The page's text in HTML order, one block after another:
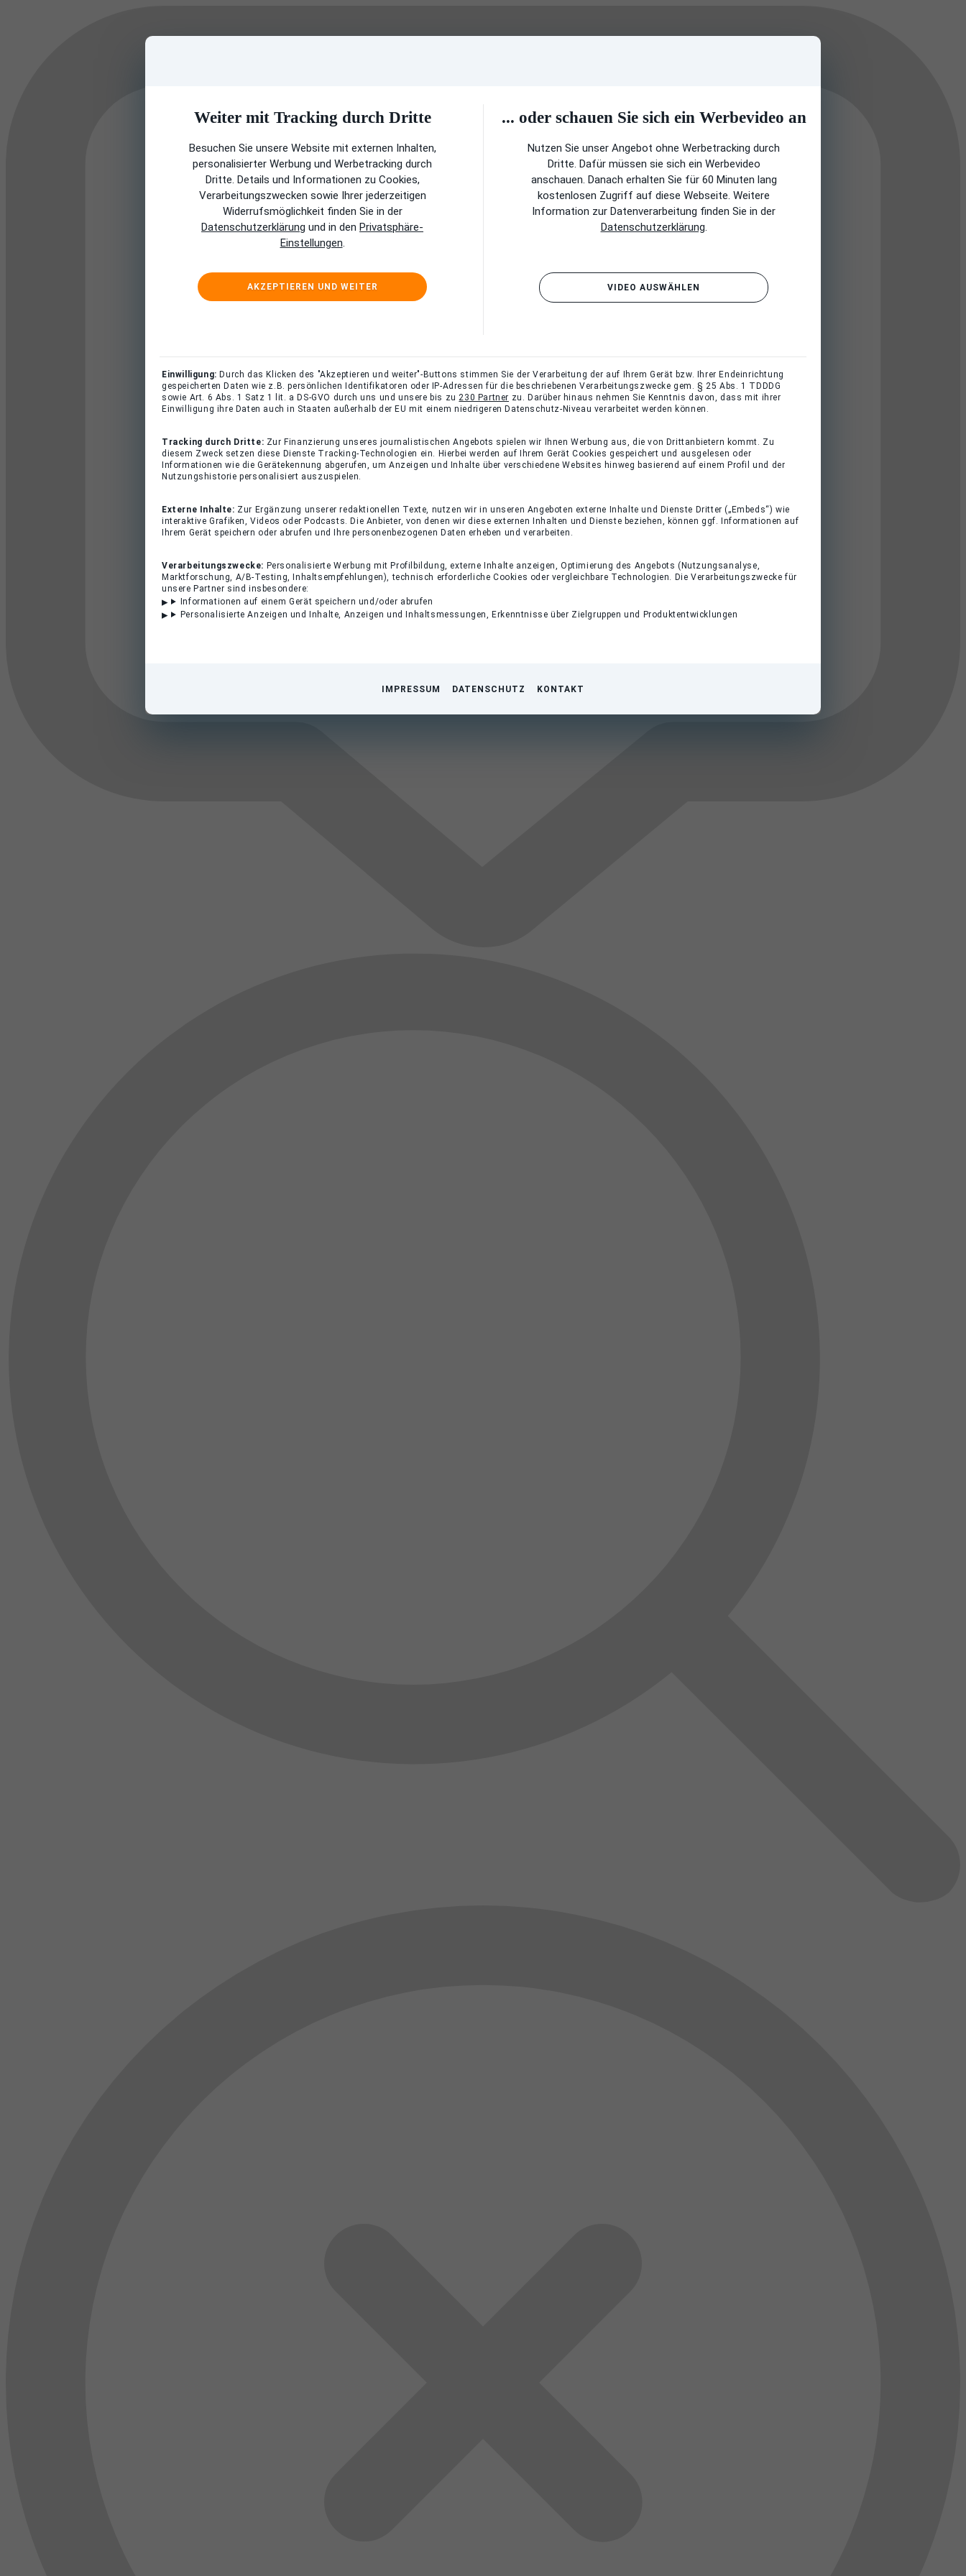
Weiter mit Tracking durch Dritte
Besuchen Sie unsere Website mit externen Inhalten,
personalisierter Werbung und Werbetracking durch
Dritte. Details und Informationen zu Cookies,
Verarbeitungszwecken sowie Ihrer jederzeitigen
Widerrufsmöglichkeit finden Sie in der
Datenschutzerklärung und in den Privatsphäre-
Einstellungen.
AKZEPTIEREN UND WEITER
... oder schauen Sie sich ein Werbevideo an
Nutzen Sie unser Angebot ohne Werbetracking durch
Dritte. Dafür müssen sie sich ein Werbevideo
anschauen. Danach erhalten Sie für 60 Minuten lang
kostenlosen Zugriff auf diese Webseite. Weitere
Information zur Datenverarbeitung finden Sie in der
Datenschutzerklärung.
VIDEO AUSWÄHLEN
Einwilligung: Durch das Klicken des "Akzeptieren und weiter"-Buttons stimmen Sie der Verarbeitung der auf Ihrem Gerät bzw. Ihrer Endeinrichtung
gespeicherten Daten wie z.B. persönlichen Identifikatoren oder IP-Adressen für die beschriebenen Verarbeitungszwecke gem. § 25 Abs. 1 TDDDG
sowie Art. 6 Abs. 1 Satz 1 lit. a DS-GVO durch uns und unsere bis zu230 Partner zu. Darüber hinaus nehmen Sie Kenntnis davon, dass mit ihrer
Einwilligung ihre Daten auch in Staaten außerhalb der EU mit einem niedrigeren Datenschutz-Niveau verarbeitet werden können.
Tracking durch Dritte: Zur Finanzierung unseres journalistischen Angebots spielen wir Ihnen Werbung aus, die von Drittanbietern kommt. Zu
diesem Zweck setzen diese Dienste Tracking-Technologien ein. Hierbei werden auf Ihrem Gerät Cookies gespeichert und ausgelesen oder
Informationen wie die Gerätekennung abgerufen, um Anzeigen und Inhalte über verschiedene Websites hinweg basierend auf einem Profil und der
Nutzungshistorie personalisiert auszuspielen.
Externe Inhalte: Zur Ergänzung unserer redaktionellen Texte, nutzen wir in unseren Angeboten externe Inhalte und Dienste Dritter („Embeds“) wie
interaktive Grafiken, Videos oder Podcasts. Die Anbieter, von denen wir diese externen Inhalten und Dienste beziehen, können ggf. Informationen auf
Ihrem Gerät speichern oder abrufen und Ihre personenbezogenen Daten erheben und verarbeiten.
Verarbeitungszwecke: Personalisierte Werbung mit Profilbildung, externe Inhalte anzeigen, Optimierung des Angebots (Nutzungsanalyse,
Marktforschung, A/B-Testing, Inhaltsempfehlungen), technisch erforderliche Cookies oder vergleichbare Technologien. Die Verarbeitungszwecke für
unsere Partner sind insbesondere:
Informationen auf einem Gerät speichern und/oder abrufen
Personalisierte Anzeigen und Inhalte, Anzeigen und Inhaltsmessungen, Erkenntnisse über Zielgruppen und Produktentwicklungen
IMPRESSUM DATENSCHUTZ KONTAKT